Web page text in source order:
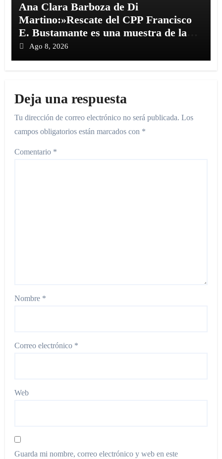
Ana Clara Barboza de Di
Martino:»Rescate del CPP Francisco
E. Bustamante es una muestra de la
gestión humanista del Alcalde Di
Martino»
Ago 8, 2026
Deja una respuesta
Tu dirección de correo electrónico no será publicada. Los
campos obligatorios están marcados con *
Comentario *
Nombre *
Correo electrónico *
Web
Guarda mi nombre, correo electrónico y web en este